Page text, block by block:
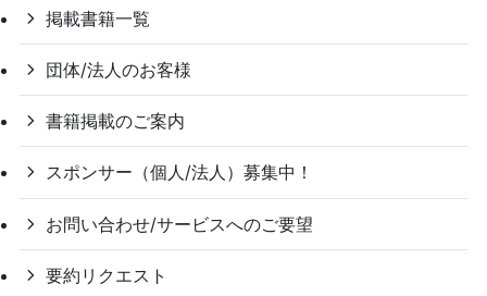
掲載書籍一覧
団体/法人のお客様
書籍掲載のご案内
スポンサー（個人/法人）募集中！
お問い合わせ/サービスへのご要望
要約リクエスト